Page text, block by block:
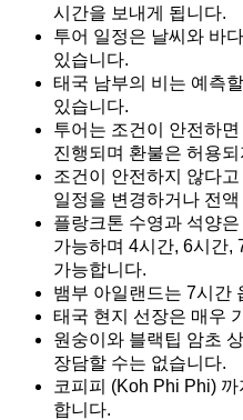
시간을 보내게 됩니다.
투어 일정은 날씨와 바
있습니다.
태국 남부의 비는 예측
있습니다.
투어는 조건이 안전하
진행되며 환불은 허용
조건이 안전하지 않다
일정을 변경하거나 전
플랑크톤 수영과 석양
가능하며 4시간, 6시간,
가능합니다.
뱀부 아일랜드는 7시간
태국 현지 선장은 매우
원숭이와 블랙팁 암초
장담할 수는 없습니다.
코피피 (Koh Phi Phi)
합니다.